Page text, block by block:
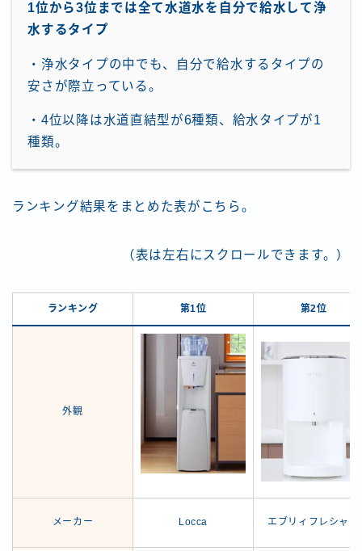
1位から3位までは全て水道水を自分で給水して浄
水するタイプ
・浄水タイプの中でも、自分で給水するタイプの
安さが際立っている。
・4位以降は水道直結型が6種類、給水タイプが1
種類。
ランキング結果をまとめた表がこちら。
（表は左右にスクロールできます。）
ランキング 第1位 第2位
外観
メーカー Locca エブリィフレシャス